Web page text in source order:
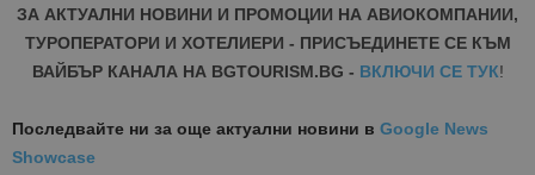
ЗА АКТУАЛНИ НОВИНИ И ПРОМОЦИИ НА АВИОКОМПАНИИ,
ТУРОПЕРАТОРИ И ХОТЕЛИЕРИ - ПРИСЪЕДИНЕТЕ СЕ КЪМ
ВАЙБЪР КАНАЛА НА BGTOURISM.BG - ВКЛЮЧИ СЕ ТУК!
Последвайте ни за още актуални новини в Google News
Showcase